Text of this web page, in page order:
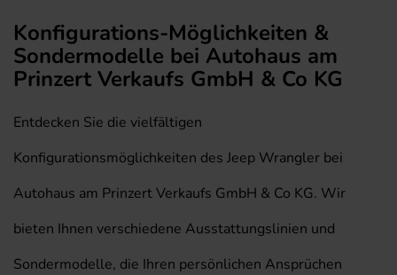
Konfigurations-Möglichkeiten &
Sondermodelle bei Autohaus am
Prinzert Verkaufs GmbH & Co KG
Entdecken Sie die vielfältigen
Konfigurationsmöglichkeiten des Jeep Wrangler bei
Autohaus am Prinzert Verkaufs GmbH & Co KG. Wir
bieten Ihnen verschiedene Ausstattungslinien und
Sondermodelle, die Ihren persönlichen Ansprüchen